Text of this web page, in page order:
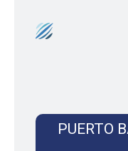
PUERTO